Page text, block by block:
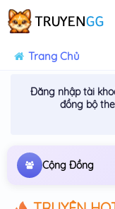
Trang Chủ
Đăng nhập tài
đồng bộ
Cộng Đồng